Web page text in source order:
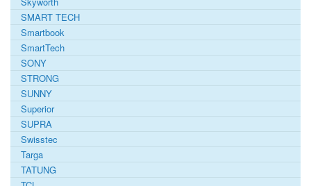
SMART TECH
Smartbook
SmartTech
SONY
STRONG
SUNNY
Superior
SUPRA
Swisstec
Targa
TATUNG